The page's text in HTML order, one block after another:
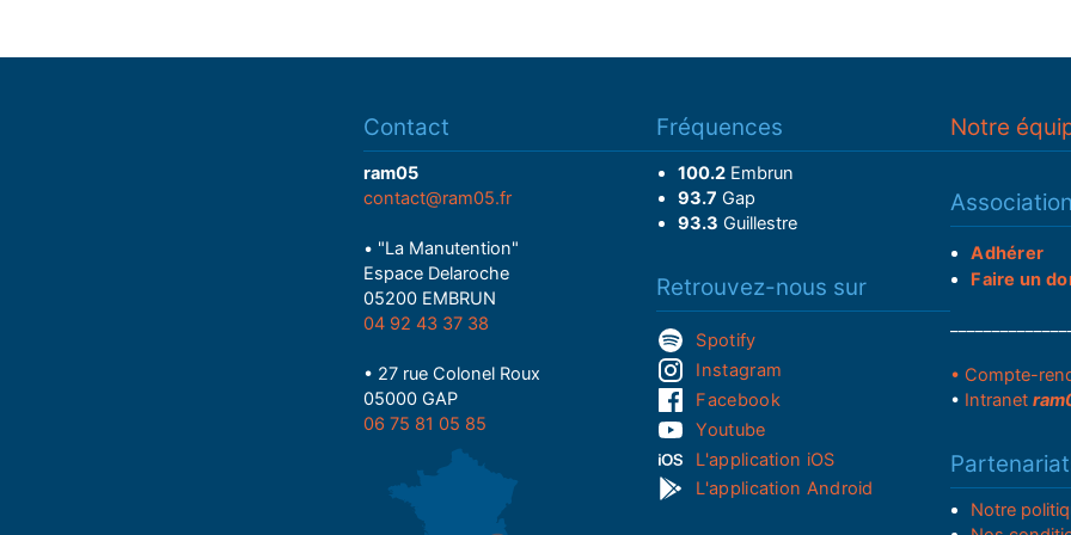
Contact
ram05
contact@ram05.fr
• "La Manutention"
Espace Delaroche
05200 EMBRUN
04 92 43 37 38
• 27 rue Colonel Roux
05000 GAP
06 75 81 05 85
Fréquences
100.2Embrun
93.7 Gap
93.3 Guillestre
Retrouvez-nous sur
Spotify
Instagram
Facebook
Youtube
L'application iOS
L'application Android
Notre
Association
Adhérer
Faire un
• Compte-
• Intranet
Notre